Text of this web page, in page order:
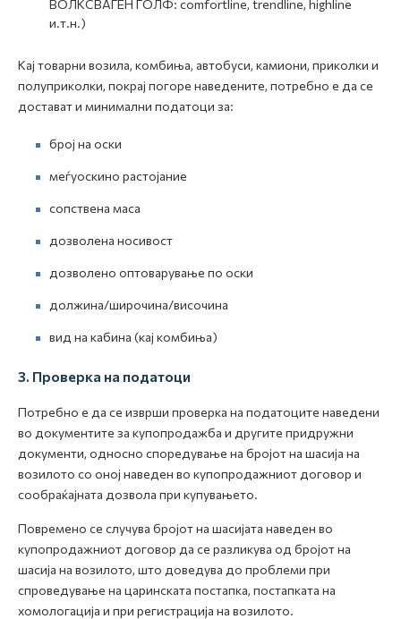
ВОЛКСВАГЕН ГОЛФ: comfortline, trendline, highline
и.т.н.)
Кај товарни возила, комбиња, автобуси, камиони, приколки и
полуприколки, покрај погоре наведените, потребно е да се
достават и минимални податоци за:
број на оски
меѓуоскино растојание
сопствена маса
дозволена носивост
дозволено оптоварување по оски
должина/широчина/височина
вид на кабина (кај комбиња)
3. Проверка на податоци
Потребно е да се изврши проверка на податоците наведени
во документите за купопродажба и другите придружни
документи, односно споредување на бројот на шасија на
возилото со оној наведен во купопродажниот договор и
сообраќајната дозвола при купувањето.
Повремено се случува бројот на шасијата наведен во
купопродажниот договор да се разликува од бројот на
шасија на возилото, што доведува до проблеми при
спроведување на царинската постапка, постапката на
хомологација и при регистрација на возилото.